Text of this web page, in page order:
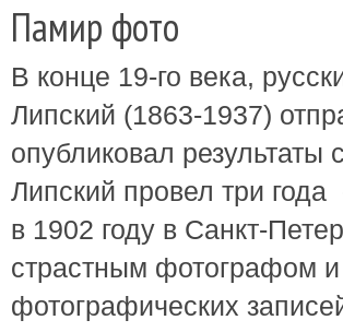
Памир фото
В конце 19-го века,
Липский (1863-1937)
опубликовал
Липский провел три года
в 1902 году в Санкт-
страстным фотографом
фотографических